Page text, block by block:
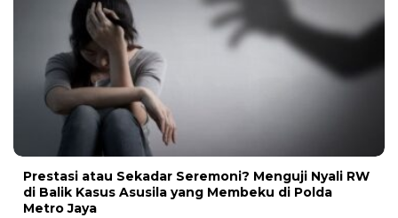
Prestasi atau Sekadar Seremoni? Menguji Nyali RW
di Balik Kasus Asusila yang Membeku di Polda
Metro Jaya